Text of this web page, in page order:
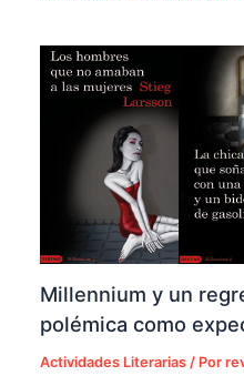
Millennium y un
polémica como
Actividades Literarias / Por